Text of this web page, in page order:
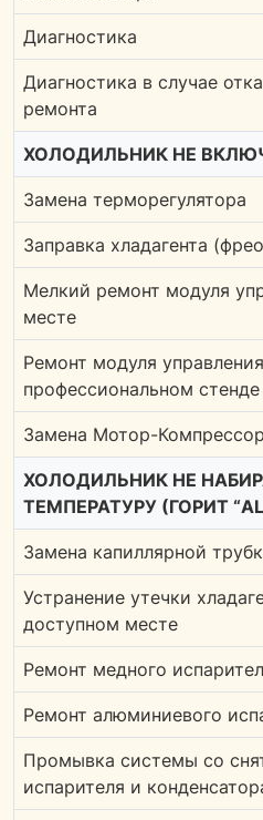
Диагностика
Диагностика в случае
ремонта
ХОЛОДИЛЬНИК НЕ
Замена терморегулятора
Заправка хладагента
Мелкий ремонт модуля
месте
Ремонт модуля
профессиональном стенде
Замена Мотор-
ХОЛОДИЛЬНИК НЕ
ТЕМПЕРАТУРУ (ГОРИТ
Замена капиллярной
Устранение утечки
доступном месте
Ремонт медного
Ремонт алюминиевого
Промывка системы со
испарителя и